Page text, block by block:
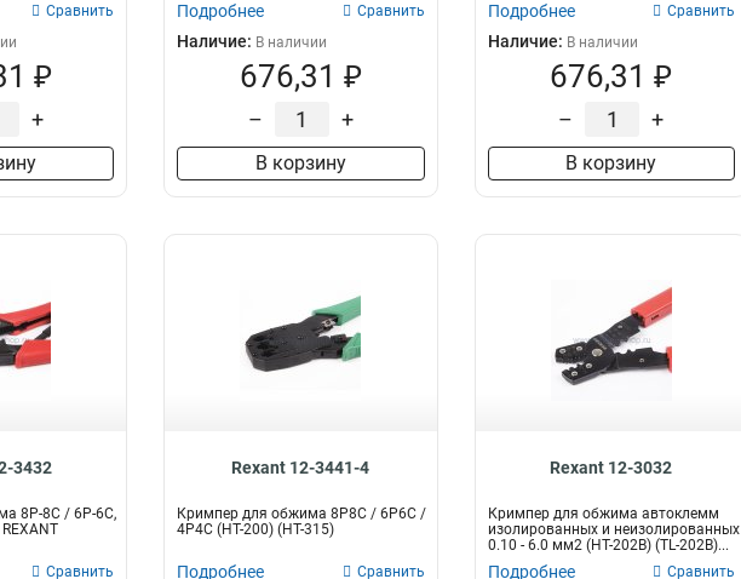
Сравнить
₽
+
Подробнее Сравнить
Наличие: В наличии
676,31 ₽
– +
В корзину
Подробнее Сравнить
Наличие: В наличии
676,31 ₽
– +
В корзину
3432
8P-8C / 6P-6C,
Сравнить
Rexant 12-3441-4
Кримпер для обжима 8P8C / 6P6C /
4P4C (HT-200) (HT-315)
Подробнее Сравнить
Rexant 12-3032
Кримпер для обжима автоклемм
изолированных и неизолированных
0.10 - 6.0 мм2 (HT-202B) (TL-202B)...
Подробнее Сравнить